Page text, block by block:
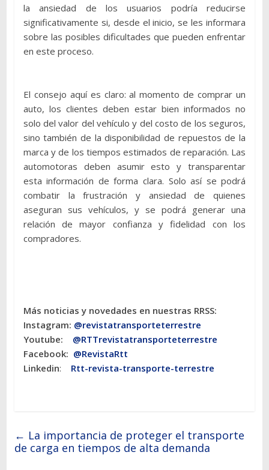
la ansiedad de los usuarios podría reducirse
significativamente si, desde el inicio, se les informara
sobre las posibles dificultades que pueden enfrentar
en este proceso.
El consejo aquí es claro: al momento de comprar un
auto, los clientes deben estar bien informados no
solo del valor del vehículo y del costo de los seguros,
sino también de la disponibilidad de repuestos de la
marca y de los tiempos estimados de reparación. Las
automotoras deben asumir esto y transparentar
esta información de forma clara. Solo así se podrá
combatir la frustración y ansiedad de quienes
aseguran sus vehículos, y se podrá generar una
relación de mayor confianza y fidelidad con los
compradores.
Más noticias y novedades en nuestras RRSS:
Instagram: @revistatransporteterrestre
Youtube: @RTTrevistatransporteterrestre
Facebook: @RevistaRtt
Linkedin: Rtt-revista-transporte-terrestre
← La importancia de proteger el transporte
de carga en tiempos de alta demanda